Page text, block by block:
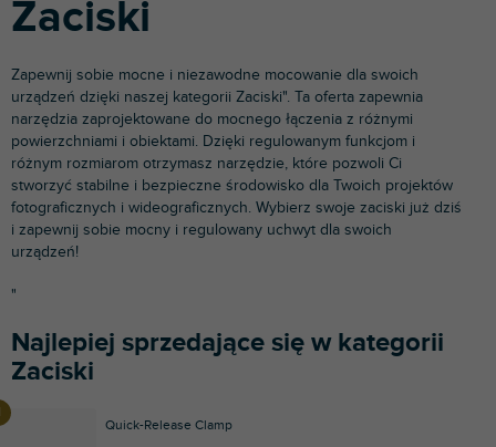
Zaciski
Zapewnij sobie mocne i niezawodne mocowanie dla swoich
urządzeń dzięki naszej kategorii Zaciski". Ta oferta zapewnia
narzędzia zaprojektowane do mocnego łączenia z różnymi
powierzchniami i obiektami. Dzięki regulowanym funkcjom i
różnym rozmiarom otrzymasz narzędzie, które pozwoli Ci
stworzyć stabilne i bezpieczne środowisko dla Twoich projektów
fotograficznych i wideograficznych. Wybierz swoje zaciski już dziś
i zapewnij sobie mocny i regulowany uchwyt dla swoich
urządzeń!
"
Najlepiej sprzedające się w kategorii
Zaciski
Quick-Release Clamp